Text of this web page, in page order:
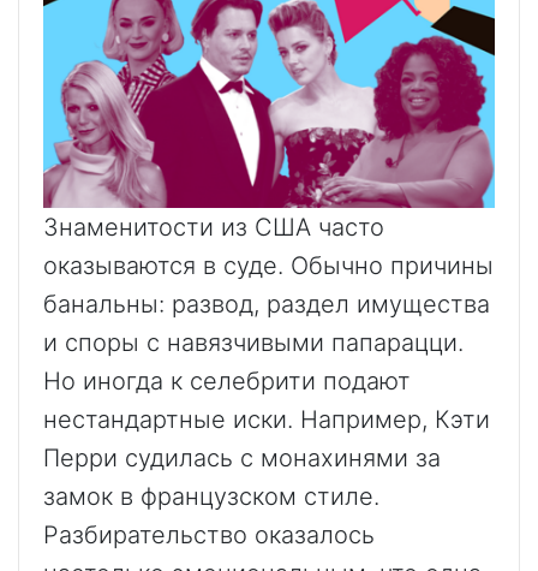
Знаменитости из США часто
оказываются в суде. Обычно причины
банальны: развод, раздел имущества
и споры с навязчивыми папарацци.
Но иногда к селебрити подают
нестандартные иски. Например, Кэти
Перри судилась с монахинями за
замок в французском стиле.
Разбирательство оказалось